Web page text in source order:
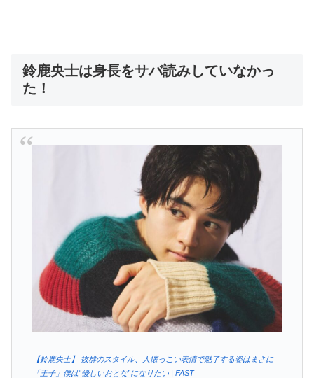
鈴鹿央士は身長をサバ読みしていなかっ
た！
【鈴鹿央士】 抜群のスタイル、人懐っこい表情で魅了する姿はまさに
「王子」僕は“優しいおとな”になりたい | FAST